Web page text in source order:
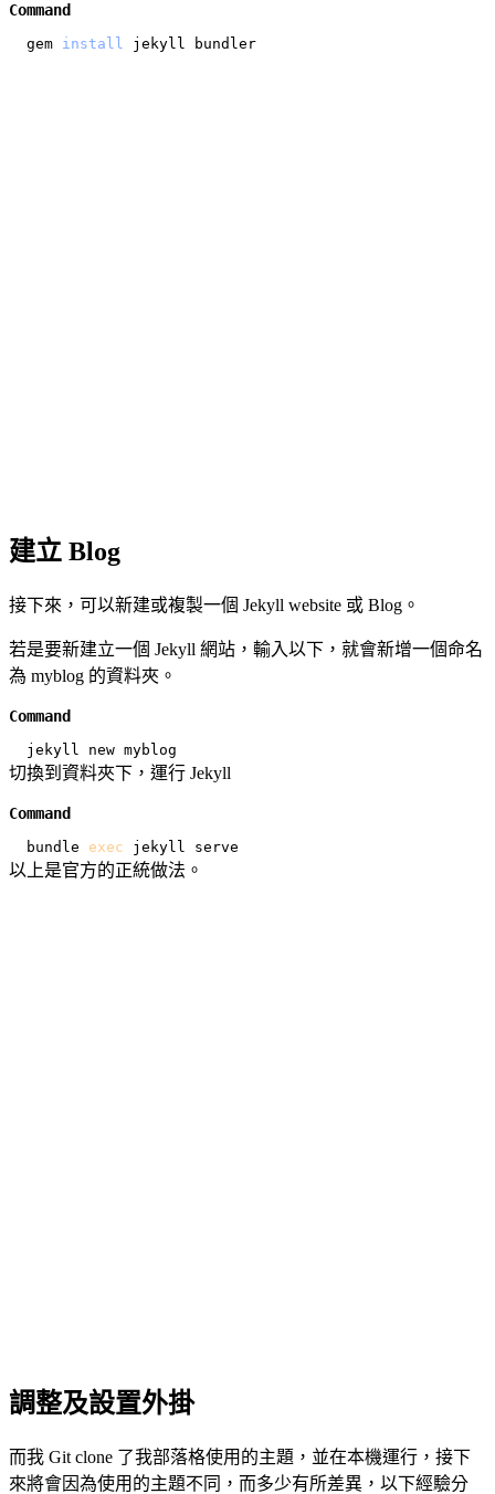
Command
gem install
建立 Blog
接下來，可以新建或複製一個 Jekyll website 或 Blog。
若是要新建立一個 Jekyll 網站，輸入以下，就會新增一個命名
為 myblog 的資料夾。
Command
切換到資料夾下，運行 Jekyll
Command
bundle exec
以上是官方的正統做法。
調整及設置外掛
而我 Git clone 了我部落格使用的主題，並在本機運行，接下
來將會因為使用的主題不同，而多少有所差異，以下經驗分